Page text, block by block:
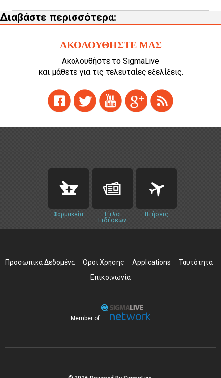
Διαβάστε περισσότερα:
ΑΚΟΛΟΥΘΗΣΤΕ ΜΑΣ
Ακολουθήστε το SigmaLive
και μάθετε για τις τελευταίες εξελίξεις.
Φαρμακεία
Τίτλοι
Ειδήσεων
Πτήσεις
Προσωπικά Δεδομένα Όροι Χρήσης Applications
Ταυτότητα
Επικοινωνία
Member of